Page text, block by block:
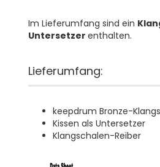
Im Lieferumfang sind ein
Untersetzer enthalten.
Lieferumfang:
keepdrum Bronze-
Kissen als Untersetzer
Klangschalen-Reiber